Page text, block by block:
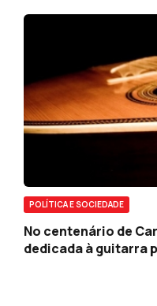
POLÍTICA E SOCIEDADE
No centenário de
dedicada à guitarra